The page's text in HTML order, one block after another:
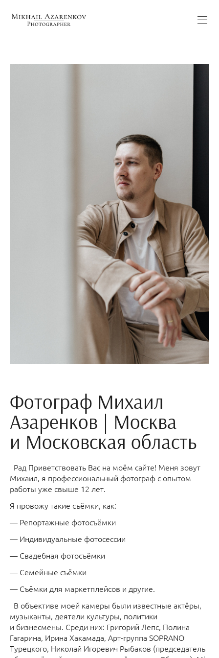
Фотограф Михаил
Азаренков | Москва
и Московская область
Рад Приветствовать Вас на моём сайте! Меня зовут
Михаил, я профессиональный фотограф с опытом
работы уже свыше 12 лет.
Я провожу такие съёмки, как:
— Репортажные фотосъёмки
— Индивидуальные фотосессии
— Свадебная фотосъёмки
— Семейные съёмки
— Съёмки для маркетплейсов и другие.
В объективе моей камеры были известные актёры,
музыканты, деятели культуры, политики
и бизнесмены. Среди них: Григорий Лепс, Полина
Гагарина, Ирина Хакамада, Арт-группа SOPRANO
Турецкого, Николай Игоревич Рыбаков (председатель